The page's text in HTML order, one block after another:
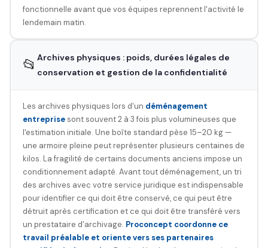
fonctionnelle avant que vos équipes reprennent l'activité le
lendemain matin.
📂 Archives physiques : poids, durées légales de
conservation et gestion de la confidentialité
Les archives physiques lors d'un déménagement
entreprisesont souvent 2 à 3 fois plus volumineuses que
l'estimation initiale. Une boîte standard pèse 15–20 kg —
une armoire pleine peut représenter plusieurs centaines de
kilos. La fragilité de certains documents anciens impose un
conditionnement adapté. Avant tout déménagement, un tri
des archives avec votre service juridique est indispensable
pour identifier ce qui doit être conservé, ce qui peut être
détruit après certification et ce qui doit être transféré vers
un prestataire d'archivage. Proconcept coordonne ce
travail préalable et oriente vers ses partenaires